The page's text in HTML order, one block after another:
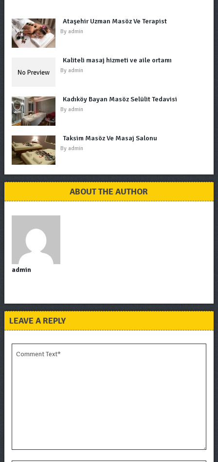
Ataşehir Uzman Masöz Ve Terapist
By admin
Kaliteli masaj hizmeti ve aile ortamı
By admin
Kadıköy Bayan Masöz Selülit Tedavisi
By admin
Taksim Masöz Ve Masaj Salonu
By admin
ABOUT THE AUTHOR
admin
LEAVE A REPLY